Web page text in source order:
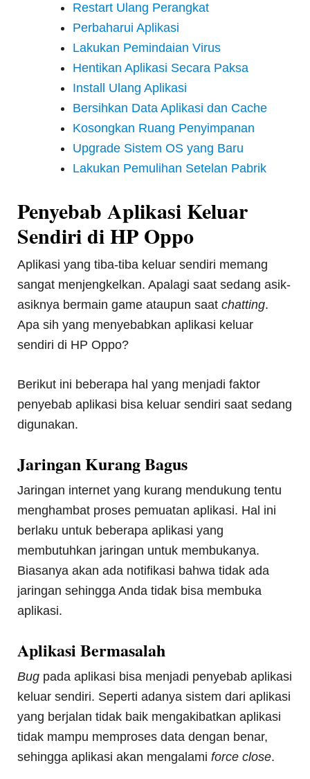
Restart Ulang Perangkat
Perbaharui Aplikasi
Lakukan Pemindaian Virus
Hentikan Aplikasi Secara Paksa
Install Ulang Aplikasi
Bersihkan Data Aplikasi dan Cache
Kosongkan Ruang Penyimpanan
Upgrade Sistem OS yang Baru
Lakukan Pemulihan Setelan Pabrik
Penyebab Aplikasi Keluar
Sendiri di HP Oppo
Aplikasi yang tiba-tiba keluar sendiri memang
sangat menjengkelkan. Apalagi saat sedang asik-
asiknya bermain game ataupun saatchatting.
Apa sih yang menyebabkan aplikasi keluar
sendiri di HP Oppo?
Berikut ini beberapa hal yang menjadi faktor
penyebab aplikasi bisa keluar sendiri saat sedang
digunakan.
Jaringan Kurang Bagus
Jaringan internet yang kurang mendukung tentu
menghambat proses pemuatan aplikasi. Hal ini
berlaku untuk beberapa aplikasi yang
membutuhkan jaringan untuk membukanya.
Biasanya akan ada notifikasi bahwa tidak ada
jaringan sehingga Anda tidak bisa membuka
aplikasi.
Aplikasi Bermasalah
Bug pada aplikasi bisa menjadi penyebab aplikasi
keluar sendiri. Seperti adanya sistem dari aplikasi
yang berjalan tidak baik mengakibatkan aplikasi
tidak mampu memproses data dengan benar,
sehingga aplikasi akan mengalamiforce close.